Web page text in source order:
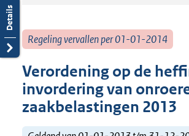
Regeling vervallen per 01-01-2014
Verordening op de
invordering van
zaakbelastingen 2013